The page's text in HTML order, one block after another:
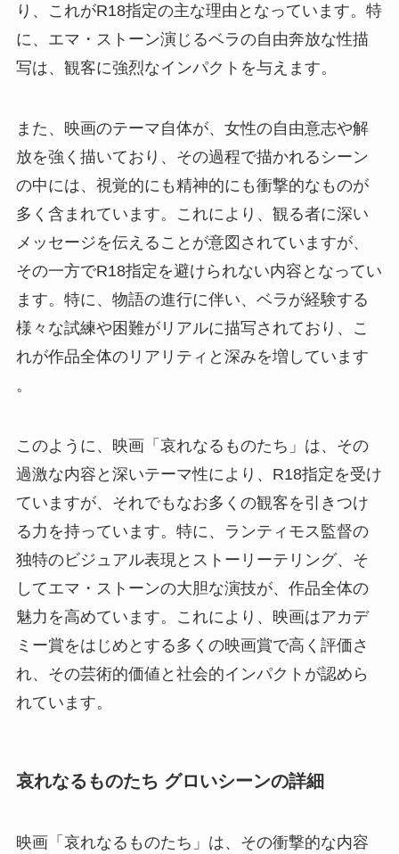
り、これがR18指定の主な理由となっています。特
に、エマ・ストーン演じるベラの自由奔放な性描
写は、観客に強烈なインパクトを与えます​​​​。
また、映画のテーマ自体が、女性の自由意志や解
放を強く描いており、その過程で描かれるシーン
の中には、視覚的にも精神的にも衝撃的なものが
多く含まれています。これにより、観る者に深い
メッセージを伝えることが意図されていますが、
その一方でR18指定を避けられない内容となってい
ます。特に、物語の進行に伴い、ベラが経験する
様々な試練や困難がリアルに描写されており、こ
れが作品全体のリアリティと深みを増しています​​
。
このように、映画「哀れなるものたち」は、その
過激な内容と深いテーマ性により、R18指定を受け
ていますが、それでもなお多くの観客を引きつけ
る力を持っています。特に、ランティモス監督の
独特のビジュアル表現とストーリーテリング、そ
してエマ・ストーンの大胆な演技が、作品全体の
魅力を高めています。これにより、映画はアカデ
ミー賞をはじめとする多くの映画賞で高く評価さ
れ、その芸術的価値と社会的インパクトが認めら
れています​​​​。
哀れなるものたち グロいシーンの詳細
映画「哀れなるものたち」は、その衝撃的な内容